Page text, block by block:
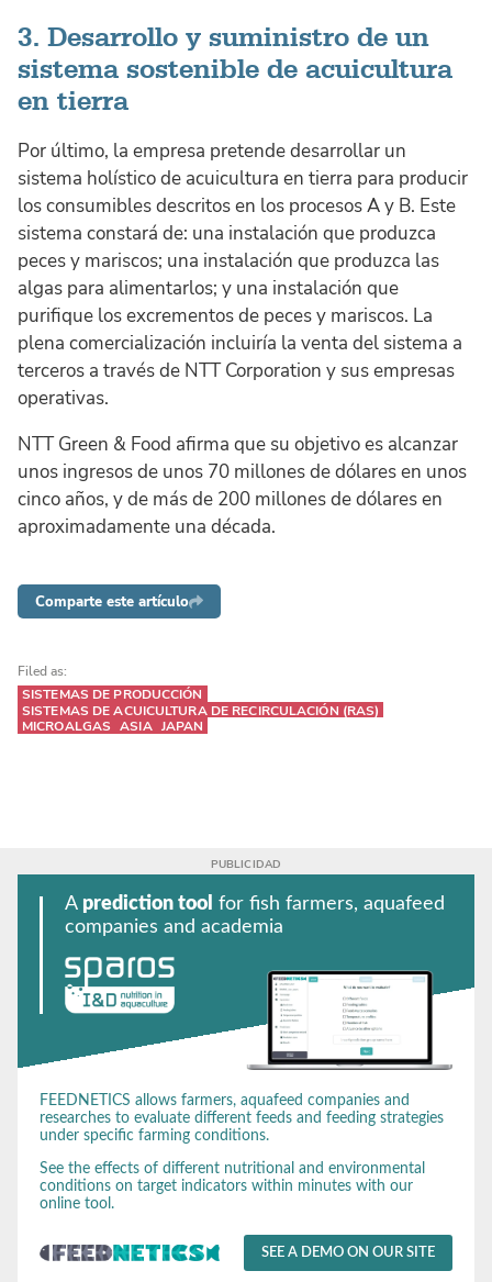
3. Desarrollo y suministro de un
sistema sostenible de acuicultura
en tierra
Por último, la empresa pretende desarrollar un
sistema holístico de acuicultura en tierra para producir
los consumibles descritos en los procesos A y B. Este
sistema constará de: una instalación que produzca
peces y mariscos; una instalación que produzca las
algas para alimentarlos; y una instalación que
purifique los excrementos de peces y mariscos. La
plena comercialización incluiría la venta del sistema a
terceros a través de NTT Corporation y sus empresas
operativas.
NTT Green & Food afirma que su objetivo es alcanzar
unos ingresos de unos 70 millones de dólares en unos
cinco años, y de más de 200 millones de dólares en
aproximadamente una década.
Comparte este artículo
Filed as:
SISTEMAS DE PRODUCCIÓN
SISTEMAS DE ACUICULTURA DE RECIRCULACIÓN (RAS)
MICROALGAS ASIA JAPAN
A prediction tool for fish farmers, aquafeed
companies and academia
FEEDNETICS allows farmers, aquafeed companies and
researches to evaluate different feeds and feeding strategies
under specific farming conditions.
See the effects of different nutritional and environmental
conditions on target indicators within minutes with our
online tool.
SEE A DEMO ON OUR SITE